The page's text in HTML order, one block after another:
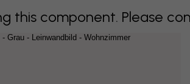
this component. Please